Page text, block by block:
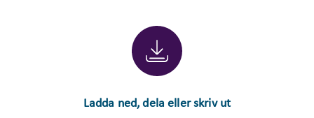
Ladda ned, dela eller skriv ut